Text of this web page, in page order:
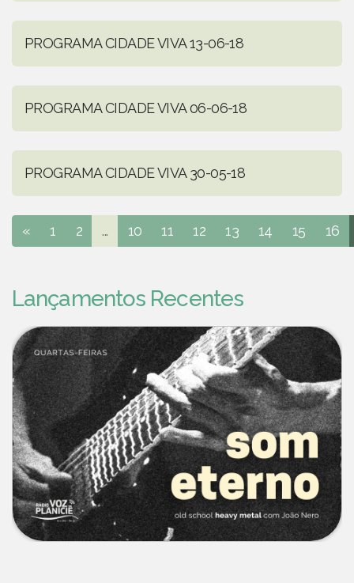
PROGRAMA CIDADE VIVA 13-06-18
PROGRAMA CIDADE VIVA 06-06-18
PROGRAMA CIDADE VIVA 30-05-18
« 1 2 ... 10 11 12 13 14 15 16
Lançamentos Recentes